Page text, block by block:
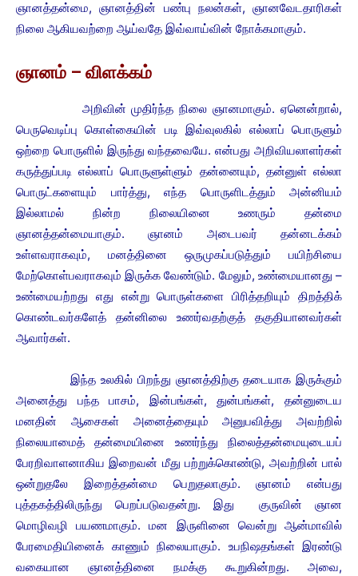
ஞானத்தன்மை, ஞானத்தின் பண்பு நலன்கள், ஞானவேடதாரிகள்
நிலை ஆகியவற்றை ஆய்வதே இவ்வாய்வின் நோக்கமாகும்.
ஞானம் – விளக்கம்
அறிவின் முதிர்ந்த நிலை ஞானமாகும். ஏனென்றால்,
பெருவெடிப்பு கொள்கையின் படி இவ்வுலகில் எல்லாப் பொருளும்
ஒற்றை பொருளில் இருந்து வந்தவையே. என்பது அறிவியலாளர்கள்
கருத்துப்படி எல்லாப் பொருளுள்ளும் தன்னையும், தன்னுள் எல்லா
பொருட்களையும் பார்த்து, எந்த பொருளிடத்தும் அன்னியம்
இல்லாமல் நின்ற நிலையினை உணரும் தன்மை
ஞானத்தன்மையாகும்.ஞானம் அடைபவர் தன்னடக்கம்
உள்ளவராகவும், மனத்தினை ஒருமுகப்படுத்தும் பயிற்சியை
மேற்கொள்பவராகவும் இருக்க வேண்டும். மேலும், உண்மையானது –
உண்மையற்றது எது என்று பொருள்களை பிரித்தறியும் திறத்திக்
கொண்டவர்களேத் தன்னிலை உணர்வதற்குத் தகுதியானவர்கள்
ஆவார்கள்.
இந்த உலகில் பிறந்து ஞானத்திற்கு தடையாக இருக்கும்
அனைத்து பந்த பாசம், இன்பங்கள், துன்பங்கள், தன்னுடைய
மனதின் ஆசைகள் அனைத்தையும் அனுபவித்து அவற்றில்
நிலையாமைத் தன்மையினை உணர்ந்து நிலைத்தன்மையுடையப்
பேரறிவாளனாகிய இறைவன் மீது பற்றுக்கொண்டு, அவற்றின் பால்
ஒன்றுதலே இறைத்தன்மை பெறுதலாகும்.ஞானம் என்பது
புத்தகத்திலிருந்து பெறப்படுவதன்று. இது குருவின் ஞான
மொழிவழி பயணமாகும். மன இருளினை வென்று ஆன்மாவில்
பேரமைதியினைக் காணும் நிலையாகும். உபநிஷதங்கள் இரண்டு
வகையான ஞானத்தினை நமக்கு கூறுகின்றது. அவை,